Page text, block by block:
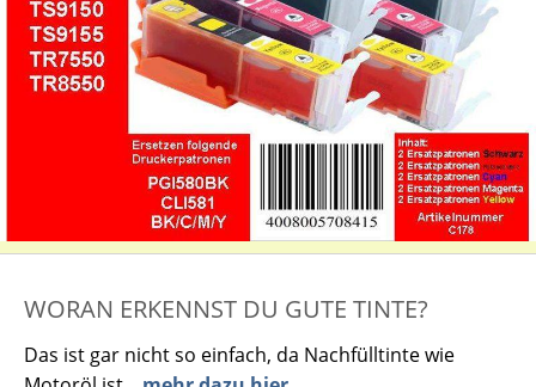
WORAN ERKENNST DU GUTE TINTE?
Das ist gar nicht so einfach, da Nachfülltinte wie